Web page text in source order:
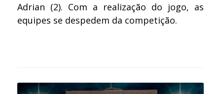
Adrian (2). Com a realização do jogo, as
equipes se despedem da competição.